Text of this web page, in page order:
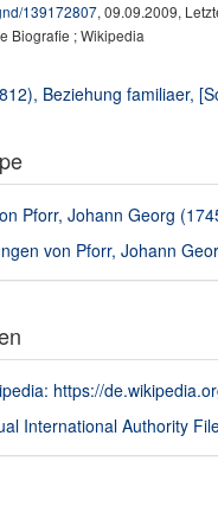
139172807, 09.09.2009,
Biografie ; Wikipedia
Beziehung familiaer,
Pforr, Johann Georg
von Pforr, Johann
https://
International Authority